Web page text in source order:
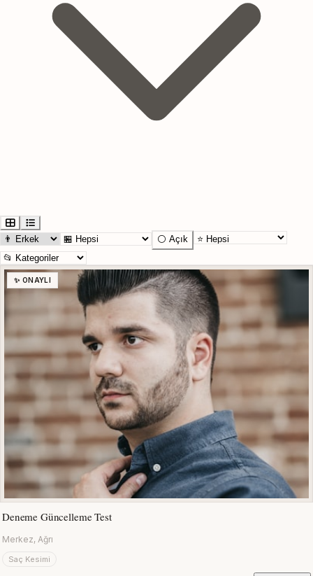
⚪ Açık
✨ ONAYLI
Deneme Güncelleme Test
Merkez, Ağrı
Saç Kesimi